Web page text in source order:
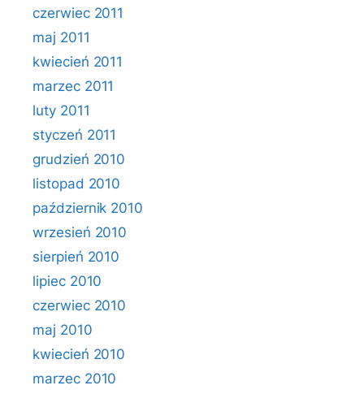
czerwiec 2011
maj 2011
kwiecień 2011
marzec 2011
luty 2011
styczeń 2011
grudzień 2010
listopad 2010
październik 2010
wrzesień 2010
sierpień 2010
lipiec 2010
czerwiec 2010
maj 2010
kwiecień 2010
marzec 2010